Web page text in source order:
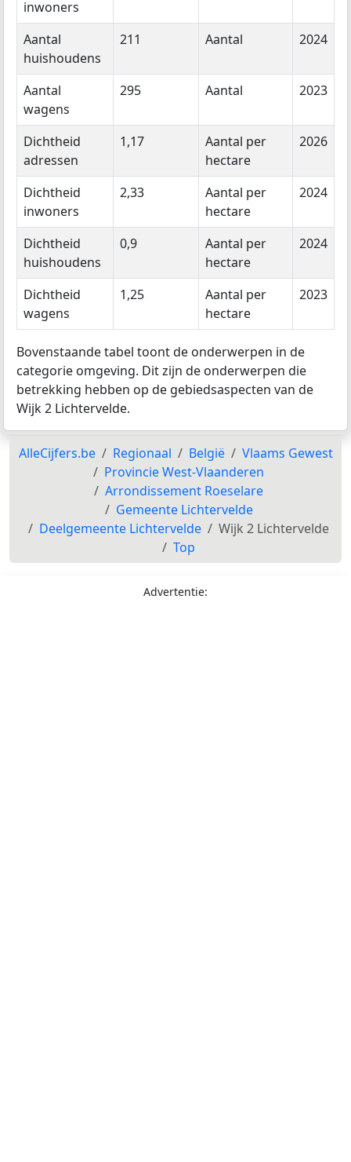
inwoners
Aantal
huishoudens
211 Aantal 2024
Aantal
wagens
295 Aantal 2023
Dichtheid
adressen
1,17
Aantal per
hectare
2026
Dichtheid
inwoners
2,33
Aantal per
hectare
2024
Dichtheid
huishoudens
0,9
Aantal per
hectare
2024
Dichtheid
wagens
1,25
Aantal per
hectare
2023
Bovenstaande tabel toont de onderwerpen in de
categorie omgeving. Dit zijn de onderwerpen die
betrekking hebben op de gebiedsaspecten van de
Wijk 2 Lichtervelde.
AlleCijfers.be Regionaal België
Vlaams Gewest
Provincie West-Vlaanderen
Arrondissement Roeselare
Gemeente Lichtervelde
Deelgemeente Lichtervelde
Wijk 2 Lichtervelde
Top
Advertentie: